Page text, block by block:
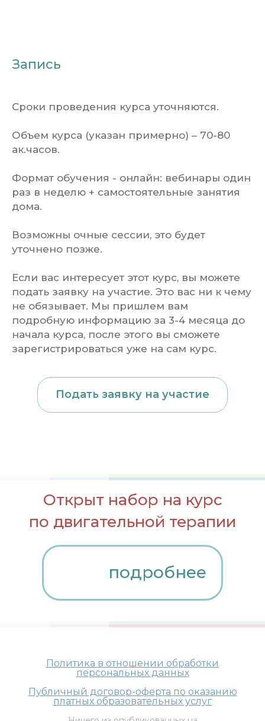
Запись
Сроки проведения курса уточняются.
Объем курса (указан примерно) – 70-80
ак.часов.
Формат обучения - онлайн: вебинары один
раз в неделю + самостоятельные занятия
дома.
Возможны очные сессии, это будет
уточнено позже.
Если вас интересует этот курс, вы можете
подать заявку на участие. Это вас ни к чему
не обязывает. Мы пришлем вам
подробную информацию за 3-4 месяца до
начала курса, после этого вы сможете
зарегистрироваться уже на сам курс.
Подать заявку на участие
Открыт набор на курс
по двигательной терапии
подробнее
Политика в отношении обработки
персональных данных
Публичный договор-оферта по оказанию
платных образовательных услуг